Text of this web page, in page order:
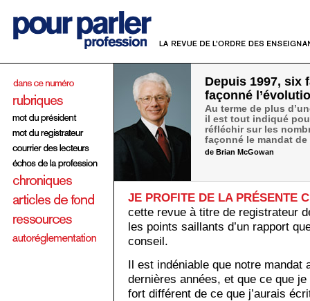
Depuis 1997, six
façonné
Au terme de plus
il est tout indiqué
réfléchir sur les
façonné le mandat de
de Brian McGowan
JE PROFITE DE LA PRÉSENTE
cette revue à titre de registrateur
les points saillants d’un rapport
conseil.
Il est indéniable que notre mandat
dernières années, et que ce que
fort différent de ce que j’aurais